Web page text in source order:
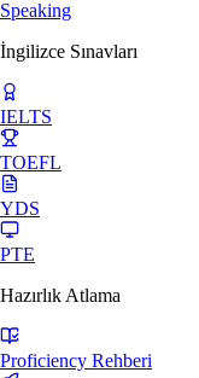
Speaking
İngilizce Sınavları
IELTS
TOEFL
YDS
PTE
Hazırlık Atlama
Proficiency Rehberi